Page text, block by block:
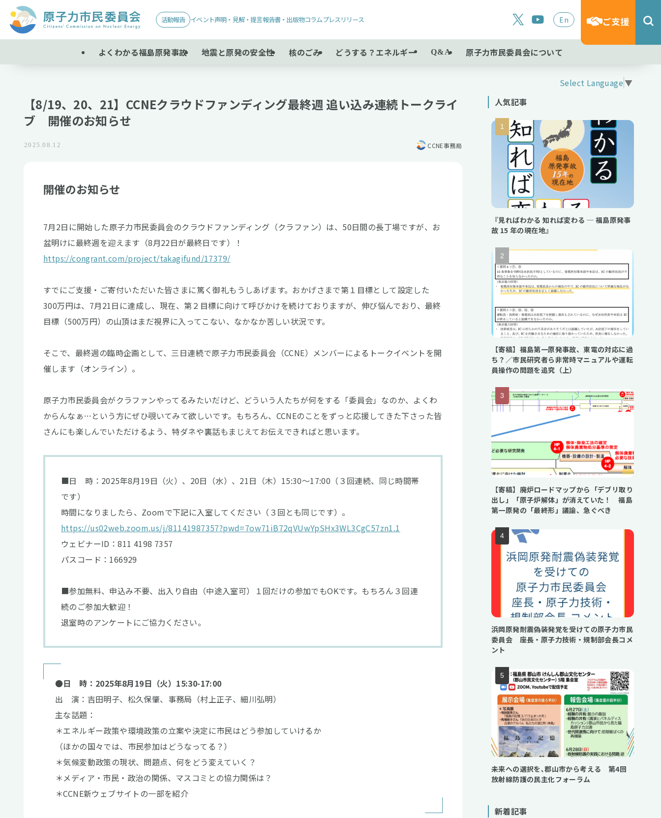
活動報告 イベント声明・見解・提言報告書・出版物コラムプレスリリース En ご支援
よくわかる福島原発事故 地震と原発の安全性 核のごみ どうする？エネルギー Q&A 原子力市民委員会について
Select Language▼
【8/19、20、21】CCNEクラウドファンディング最終週 追い込み連続トークライ
ブ 開催のお知らせ
2025.08.12 CCNE事務局
開催のお知らせ
7月2日に開始した原子力市民委員会のクラウドファンディング（クラファン）は、50日間の長丁場ですが、お
盆明けに最終週を迎えます（8月22日が最終日です）！
https://congrant.com/project/takagifund/17379/
すでにご支援・ご寄付いただいた皆さまに篤く御礼もうしあげます。おかげさまで第１目標として設定した
300万円は、7月21日に達成し、現在、第２目標に向けて呼びかけを続けておりますが、伸び悩んでおり、最終
目標（500万円）の山頂はまだ視界に入ってこない、なかなか苦しい状況です。
そこで、最終週の臨時企画として、三日連続で原子力市民委員会（CCNE）メンバーによるトークイベントを開
催します（オンライン）。
原子力市民委員会がクラファンやってるみたいだけど、どういう人たちが何をする「委員会」なのか、よくわ
からんなぁ…という方にぜひ覗いてみて欲しいです。もちろん、CCNEのことをずっと応援してきた下さった皆
さんにも楽しんでいただけるよう、特ダネや裏話もまじえてお伝えできればと思います。
■日 時：2025年8月19日（火）、20日（水）、21日（木）15:30〜17:00（３回連続、同じ時間帯
です）
時間になりましたら、Zoomで下記に入室してください（３回とも同じです）。
https://us02web.zoom.us/j/81141987357?pwd=7ow71iB72qVUwYpSHx3WL3CgC57zn1.1
ウェビナーID：811 4198 7357
パスコード：166929
■参加無料、申込み不要、出入り自由（中途入室可）１回だけの参加でもOKです。もちろん３回連
続のご参加大歓迎！
退室時のアンケートにご協力ください。
●日 時：2025年8月19日（火）15:30-17:00
出 演：吉田明子、松久保肇、事務局（村上正子、細川弘明）
主な話題：
＊エネルギー政策や環境政策の立案や決定に市民はどう参加していけるか
（ほかの国々では、市民参加はどうなってる？）
＊気候変動政策の現状、問題点、何をどう変えていく？
＊メディア・市民・政治の関係、マスコミとの協力関係は？
＊CCNE新ウェブサイトの一部を紹介
人気記事
『見ればわかる 知れば変わる ─ 福島原発事
故 15 年の現在地』
【寄稿】福島第一原発事故、東電の対応に過
ち？／市民研究者ら非常時マニュアルや運転
員操作の問題を追究（上）
【寄稿】廃炉ロードマップから「デブリ取り
出し」「原子炉解体」が消えていた！ 福島
第一原発の「最終形」議論、急ぐべき
浜岡原発耐震偽装発覚を受けての原子力市民
委員会 座長・原子力技術・規制部会長コメ
ント
未来への選択を､郡山市から考える 第4回
放射線防護の民主化フォーラム
新着記事